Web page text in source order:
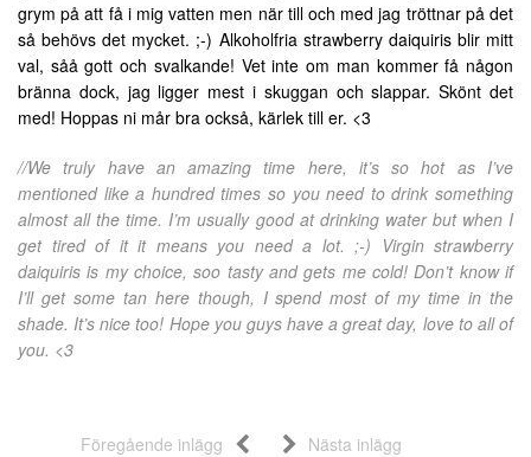
grym på att få i mig vatten men när till och med jag tröttnar på det
så behövs det mycket. ;-) Alkoholfria strawberry daiquiris blir mitt
val, såå gott och svalkande! Vet inte om man kommer få någon
bränna dock, jag ligger mest i skuggan och slappar. Skönt det
med! Hoppas ni mår bra också, kärlek till er. <3
//We truly have an amazing time here, it’s so hot as I’ve
mentioned like a hundred times so you need to drink something
almost all the time. I’m usually good at drinking water but when I
get tired of it it means you need a lot. ;-) Virgin strawberry
daiquiris is my choice, soo tasty and gets me cold! Don’t know if
I’ll get some tan here though, I spend most of my time in the
shade. It’s nice too! Hope you guys have a great day, love to all of
you. <3
Föregående inlägg Nästa inlägg